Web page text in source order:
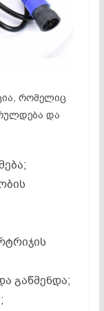
რომელიც
და
გაწმენდა;